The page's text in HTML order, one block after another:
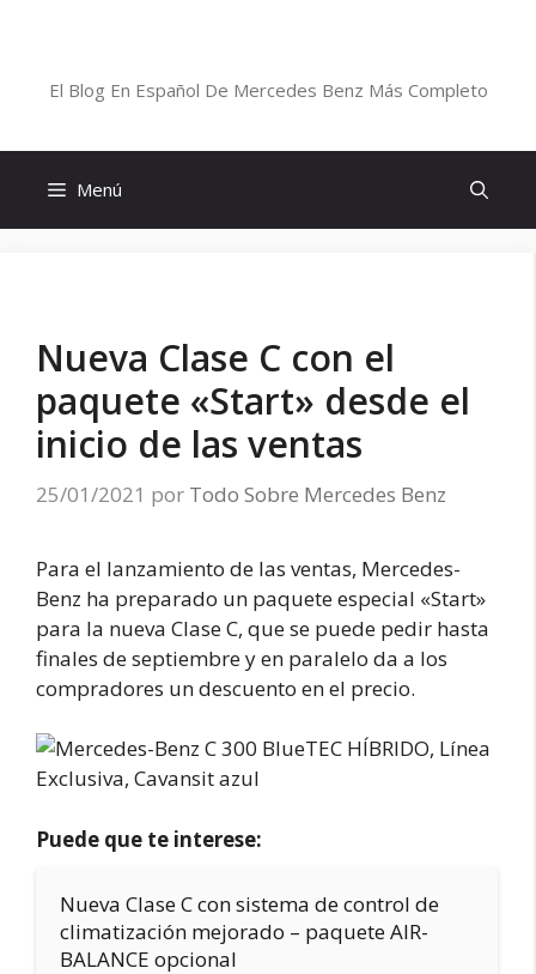
El Blog En Español De Mercedes Benz Más Completo
Menú
Nueva Clase C con el
paquete «Start» desde el
inicio de las ventas
25/01/2021 por Todo Sobre Mercedes Benz
Para el lanzamiento de las ventas, Mercedes-
Benz ha preparado un paquete especial «Start»
para la nueva Clase C, que se puede pedir hasta
finales de septiembre y en paralelo da a los
compradores un descuento en el precio.
Puede que te interese:
Nueva Clase C con sistema de control de
climatización mejorado – paquete AIR-
BALANCE opcional